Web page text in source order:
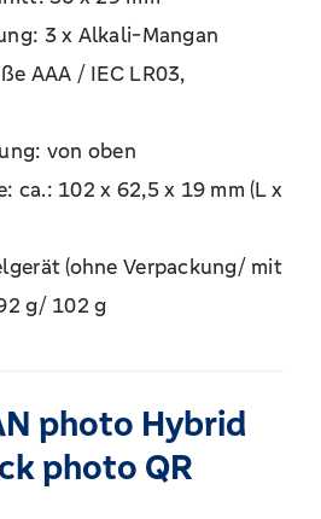
3 x Alkali-Mangan
AAA / IEC LR03,
von oben
ca.: 102 x 62,5 x 19 mm (L x
(ohne Verpackung/ mit
g/ 102 g
photo Hybrid
photo QR